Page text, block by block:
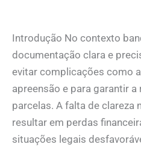
Introdução No contexto
documentação clara e
evitar complicações como
apreensão e para garantir
parcelas. A falta de clareza
resultar em perdas
situações legais